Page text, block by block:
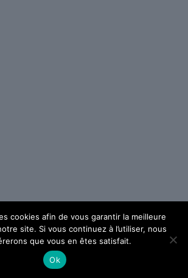
cookies afin de vous garantir la meilleure
site. Si vous continuez à l’utiliser, nous
que vous en êtes satisfait.
Ok